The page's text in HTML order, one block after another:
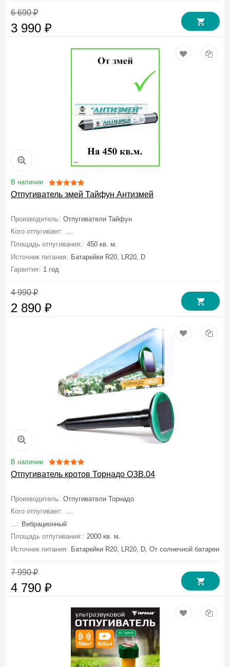
6 690₽
3 990 ₽
В наличии
Отпугиватель змей Тайфун Антизмей
Производитель: Отпугиватели Тайфун
Кого отпугивает: Кротов, Мышей полевок, Медведку, Землероек,
Площадь отпугивания:: 450 кв. м.
Источник питания: Батарейки R20, LR20, D
Гарантия: 1 год
4 990₽
2 890 ₽
В наличии
Отпугиватель кротов Торнадо ОЗВ.04
Производитель: Отпугиватели Торнадо
Кого отпугивает: Кротов, Крыс, Мышей полевок, Медведку,
...: Вибрационный
Площадь отпугивания:: 2000 кв. м.
Источник питания: Батарейки R20, LR20, D, От солнечной батареи
7 990₽
4 790 ₽